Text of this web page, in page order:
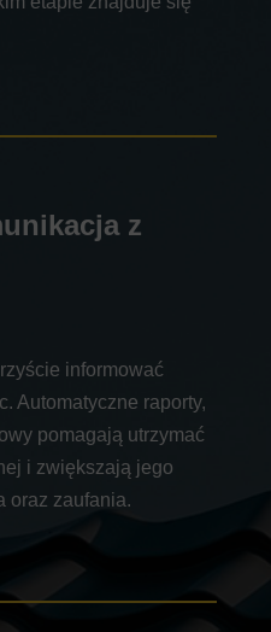
z
informować
Automatyczne raporty,
pomagają utrzymać
i zwiększają jego
oraz zaufania.